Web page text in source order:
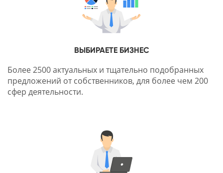
ВЫБИРАЕТЕ БИЗНЕС
Более 2500 актуальных и тщательно подобранных
предложений от собственников, для более чем 200
сфер деятельности.